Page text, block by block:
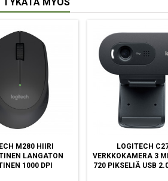
M280 HIIRI
LANGATON
1000 DPI
LOGITECH
VERKKOKAMERA 3
720 PIKSELIÄ USB